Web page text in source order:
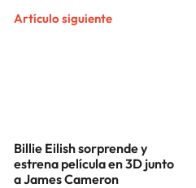
Artículo siguiente
Billie Eilish sorprende y
estrena película en 3D junto
a James Cameron